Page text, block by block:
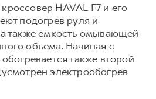
HAVAL F7 и его
подогрев руля и
также емкость омывающей
объема. Начиная с
также второй
электрообогрев